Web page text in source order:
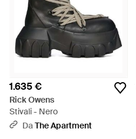
1.635 €
Rick Owens
Stivali - Nero
DaThe Apartment